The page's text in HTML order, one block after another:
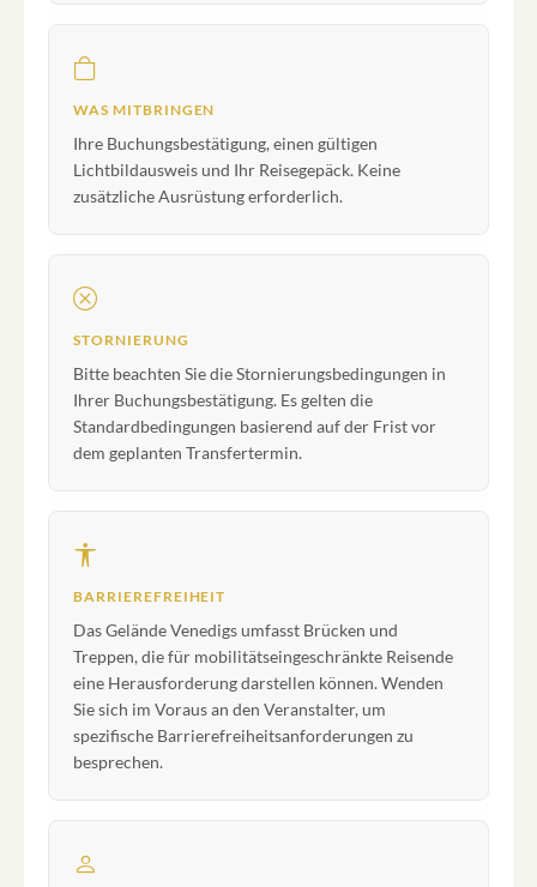
WAS MITBRINGEN
Ihre Buchungsbestätigung, einen gültigen
Lichtbildausweis und Ihr Reisegepäck. Keine
zusätzliche Ausrüstung erforderlich.
STORNIERUNG
Bitte beachten Sie die Stornierungsbedingungen in
Ihrer Buchungsbestätigung. Es gelten die
Standardbedingungen basierend auf der Frist vor
dem geplanten Transfertermin.
BARRIEREFREIHEIT
Das Gelände Venedigs umfasst Brücken und
Treppen, die für mobilitätseingeschränkte Reisende
eine Herausforderung darstellen können. Wenden
Sie sich im Voraus an den Veranstalter, um
spezifische Barrierefreiheitsanforderungen zu
besprechen.